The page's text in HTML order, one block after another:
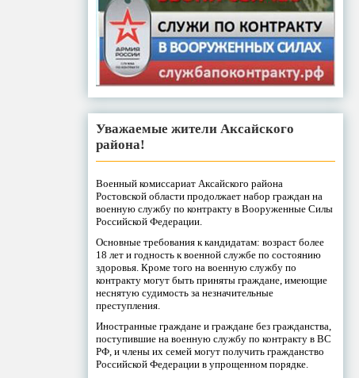
Уважаемые жители Аксайского
района!
Военный комиссариат Аксайского района
Ростовской области продолжает набор граждан на
военную службу по контракту в Вооруженные Силы
Российской Федерации.
Основные требования к кандидатам: возраст более
18 лет и годность к военной службе по состоянию
здоровья. Кроме того на военную службу по
контракту могут быть приняты граждане, имеющие
неснятую судимость за незначительные
преступления.
Иностранные граждане и граждане без гражданства,
поступившие на военную службу по контракту в ВС
РФ, и члены их семей могут получить гражданство
Российской Федерации в упрощенном порядке.